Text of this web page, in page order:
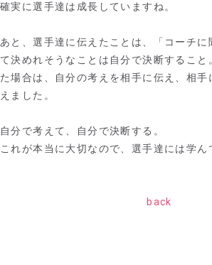
確実に選手達は成長していますね。
あと、選手達に伝えたことは、「コーチに
て決めれそうなことは自分で決断すること
た場合は、自分の考えを相手に伝え、相手
えました。
自分で考えて、自分で決断する。
これが本当に大切なので、選手達には学ん
back